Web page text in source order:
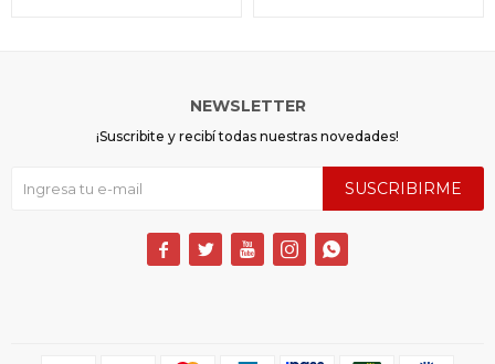
NEWSLETTER
¡Suscribite y recibí todas nuestras novedades!
SUSCRIBIRME
    